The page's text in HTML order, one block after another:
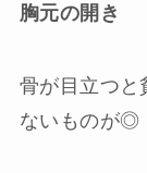
胸元の開き
骨が目立つと
ないものが◎